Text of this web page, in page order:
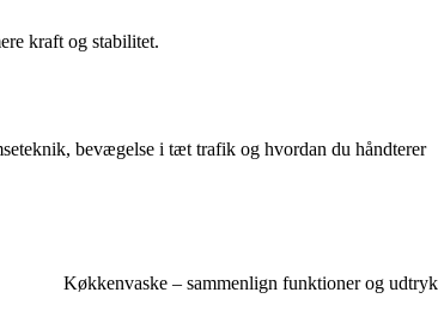
kraft og stabilitet.
bevægelse i tæt trafik og hvordan du håndterer
Køkkenvaske – sammenlign funktioner og udtryk